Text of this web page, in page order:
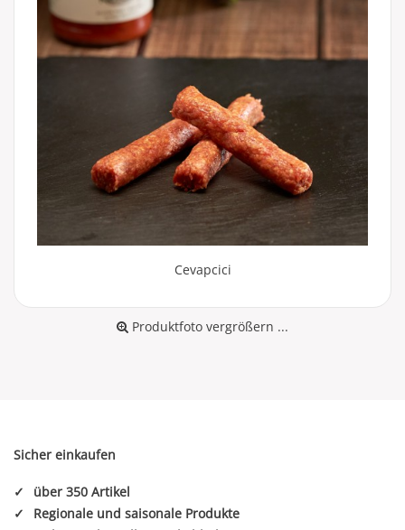
Cevapcici
Produktfoto vergrößern ...
Sicher einkaufen
✓
über 350 Artikel
✓
Regionale und saisonale Produkte